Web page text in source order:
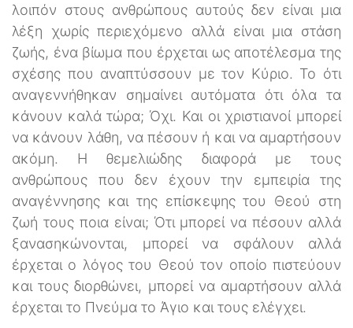
λοιπόν στους ανθρώπους αυτούς δεν είναι μια
λέξη χωρίς περιεχόμενο αλλά είναι μια στάση
ζωής, ένα βίωμα που έρχεται ως αποτέλεσμα της
σχέσης που αναπτύσσουν με τον Κύριο. Το ότι
αναγεννήθηκαν σημαίνει αυτόματα ότι όλα τα
κάνουν καλά τώρα; Όχι. Και οι χριστιανοί μπορεί
να κάνουν λάθη, να πέσουν ή και να αμαρτήσουν
ακόμη. Η θεμελιώδης διαφορά με τους
ανθρώπους που δεν έχουν την εμπειρία της
αναγέννησης και της επίσκεψης του Θεού στη
ζωή τους ποια είναι; Ότι μπορεί να πέσουν αλλά
ξανασηκώνονται, μπορεί να σφάλουν αλλά
έρχεται ο λόγος του Θεού τον οποίο πιστεύουν
και τους διορθώνει, μπορεί να αμαρτήσουν αλλά
έρχεται το Πνεύμα το Άγιο και τους ελέγχει.